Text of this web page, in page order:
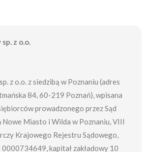
z o.o.
z o.o. z siedzibą w Poznaniu (adres
84, 60-219 Poznań), wpisana
prowadzonego przez Sąd
Nowe Miasto i Wilda w Poznaniu, VIII
Krajowego Rejestru Sądowego,
0000734649, kapitał zakładowy 10